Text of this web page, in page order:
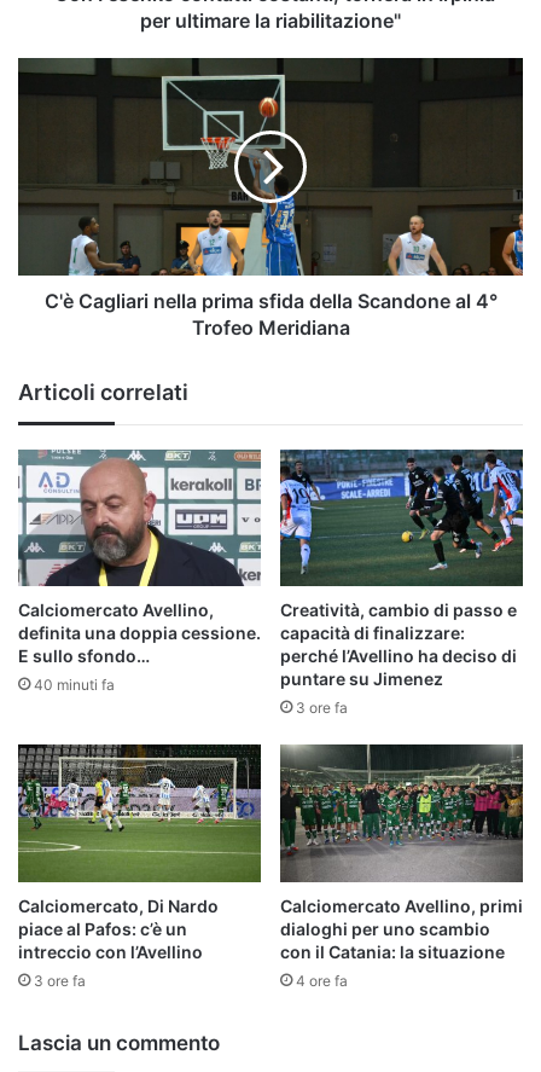
per ultimare la riabilitazione"
C'è
Cagliari
Scandone
4°
TrofeoC'è Cagliari nella prima sfida della Scandone al 4°
Trofeo Meridiana
Articoli correlati
Calciomercato Avellino,
definita una doppia cessione.
E sullo sfondo…
40 minuti fa
Creatività, cambio di passo e
capacità di finalizzare:
perché l’Avellino ha deciso di
puntare su Jimenez
3 ore fa
Calciomercato, Di Nardo
piace al Pafos: c’è un
intreccio con l’Avellino
3 ore fa
Calciomercato Avellino, primi
dialoghi per uno scambio
con il Catania: la situazione
4 ore fa
Lascia un commento